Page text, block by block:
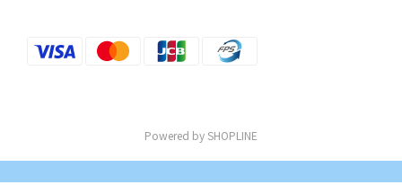
Powered by SHOPLINE